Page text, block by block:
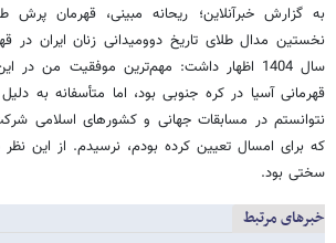
به گزارش خبرآنلاین؛ ریحانه مبینی، قهرمان پرش
نخستین مدال طلای تاریخ دوومیدانی زنان ایران در
سال 1404 اظهار داشت: مهم‌ترین موفقیت من
قهرمانی آسیا در کره جنوبی بود، اما متأسفانه به
نتوانستم در مسابقات جهانی و کشورهای اسلامی
سختی بود.
خبرهای مرتبط